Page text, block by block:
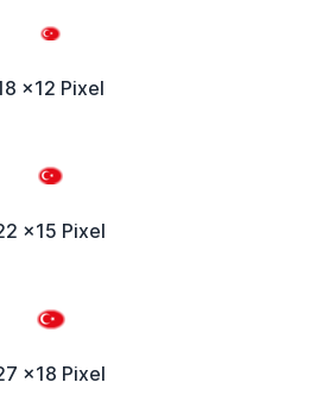
x12 Pixel
x15 Pixel
x18 Pixel